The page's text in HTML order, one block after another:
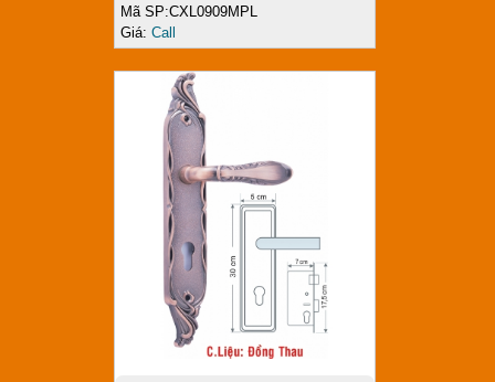
Mã SP:CXL0909MPL
Giá: Call